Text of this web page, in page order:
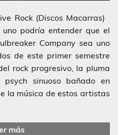
Rock (Discos Macarras)
podría entender que el
Company sea uno
de este primer semestre
rock progresivo, la pluma
sinuoso bañado en
la música de estos artistas
más